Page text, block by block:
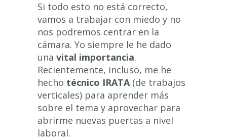
Si todo esto no está correcto,
vamos a trabajar con miedo y no
nos podremos centrar en la
cámara. Yo siempre le he dado
una vital importancia.
Recientemente, incluso, me he
hecho técnico IRATA(de trabajos
verticales) para aprender más
sobre el tema y aprovechar para
abrirme nuevas puertas a nivel
laboral.